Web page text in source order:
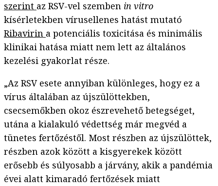
szerint az RSV-vel szemben in vitro
kísérletekben vírusellenes hatást mutató
Ribavirin a potenciális toxicitása és minimális
klinikai hatása miatt nem lett az általános
kezelési gyakorlat része.
„Az RSV esete annyiban különleges, hogy ez a
vírus általában az újszülöttekben,
csecsemőkben okoz észrevehető betegséget,
utána a kialakuló védettség már megvéd a
tünetes fertőzéstől. Most részben az újszülöttek,
részben azok között a kisgyerekek között
erősebb és súlyosabb a járvány, akik a pandémia
évei alatt kimaradó fertőzések miatt